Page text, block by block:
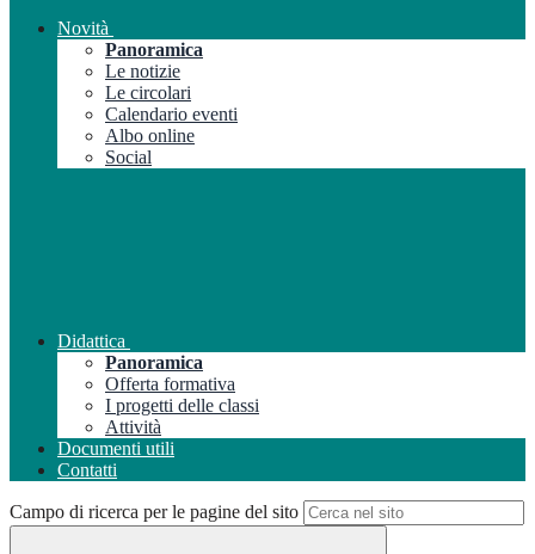
Novità
Panoramica
Le notizie
Le circolari
Calendario eventi
Albo online
Social
Didattica
Panoramica
Offerta formativa
I progetti delle classi
Attività
Documenti utili
Contatti
Campo di ricerca per le pagine del sito